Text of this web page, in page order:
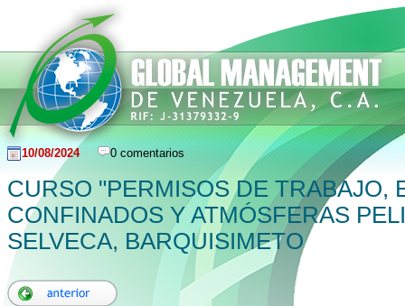
10/08/2024 0 comentarios
CURSO "PERMISOS DE TRABAJO,
CONFINADOS Y ATMÓSFERAS
SELVECA, BARQUISIMETO